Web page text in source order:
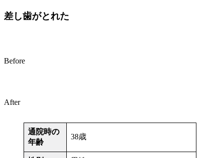
差し歯がとれた
Before
After
通院時の
年齢
38歳